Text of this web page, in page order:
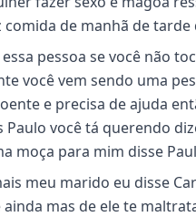
de manhã de
pessoa se você não
você vem sendo uma
e precisa de ajuda
você tá querendo
moça para mim disse
meu marido eu disse
mas de ele te